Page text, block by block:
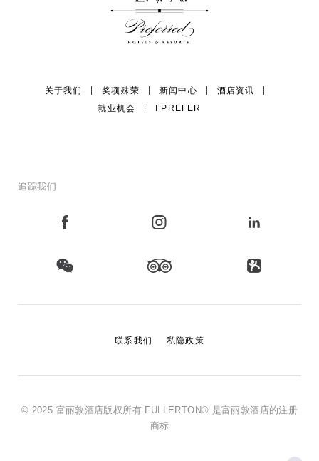
关于我们 奖项殊荣 新闻中心
酒店资讯
就业机会
I PREFER
追踪我们
联系我们 私隐政策
© 2025 富丽敦酒店版权所有 FULLERTON® 是富丽敦酒店的注册
商标